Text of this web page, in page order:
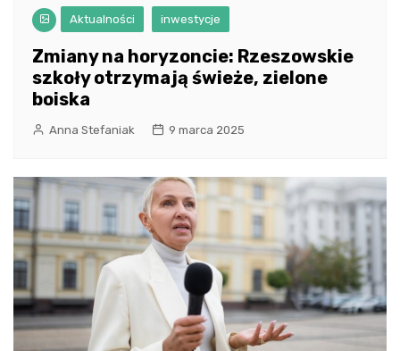
Aktualności inwestycje
Zmiany na horyzoncie: Rzeszowskie
szkoły otrzymają świeże, zielone
boiska
Anna Stefaniak 9 marca 2025